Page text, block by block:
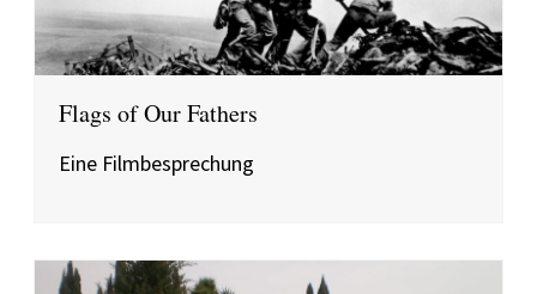
Flags of Our Fathers
Eine Filmbesprechung